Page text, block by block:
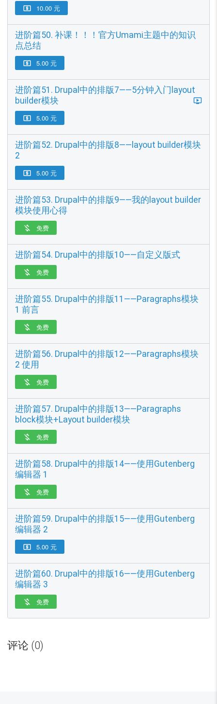
 10.00 元
进阶篇50. 补课！！！官方Umami主题中的知识
点总结
 5.00 元
进阶篇51. Drupal中的排版7——5分钟入门layout
builder模块
 5.00 元
进阶篇52. Drupal中的排版8——layout builder模块
2
 5.00 元
进阶篇53. Drupal中的排版9——我的layout builder
模块使用心得
 免费
进阶篇54. Drupal中的排版10——自定义版式
 免费
进阶篇55. Drupal中的排版11——Paragraphs模块
1 前言
 免费
进阶篇56. Drupal中的排版12——Paragraphs模块
2 使用
 免费
进阶篇57. Drupal中的排版13——Paragraphs
block模块+Layout builder模块
 免费
进阶篇58. Drupal中的排版14——使用Gutenberg
编辑器 1
 免费
进阶篇59. Drupal中的排版15——使用Gutenberg
编辑器 2
 5.00 元
进阶篇60. Drupal中的排版16——使用Gutenberg
编辑器 3
 免费
前
评论 (0)